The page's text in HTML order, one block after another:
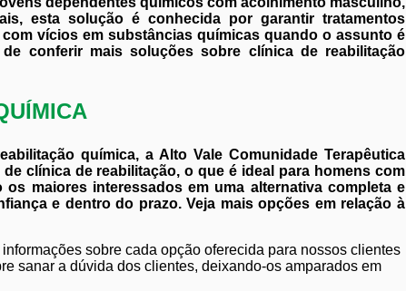
esta solução é conhecida por garantir tratamentos
vícios em substâncias químicas quando o assunto é
conferir mais soluções sobre clínica de reabilitação
química, a Alto Vale Comunidade Terapêutica
clínica de reabilitação, o que é ideal para homens com
maiores interessados em uma alternativa completa e
e dentro do prazo. Veja mais opções em relação à
sobre cada opção oferecida para nossos clientes
sanar a dúvida dos clientes, deixando-os amparados em